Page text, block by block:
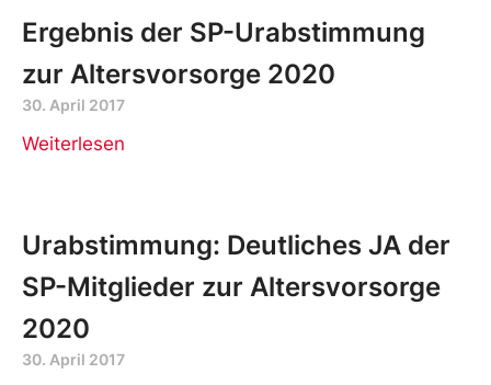
Ergebnis der SP-Urabstimmung
zur Altersvorsorge 2020
30. April 2017
Weiterlesen
Urabstimmung: Deutliches JA der
SP-Mitglieder zur Altersvorsorge
2020
30. April 2017